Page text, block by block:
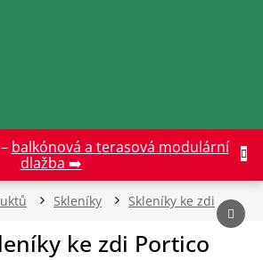
balkónová a terasová modulární
dlažba ➡️
Skleníky Skleníky ke zdi
ke zdi Portico